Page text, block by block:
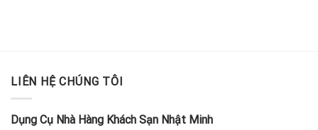
LIÊN HỆ CHÚNG TÔI
Dụng Cụ Nhà Hàng Khách Sạn Nhật Minh